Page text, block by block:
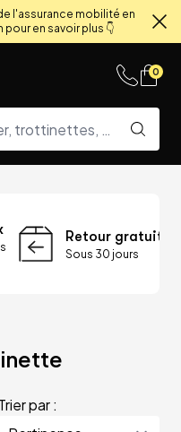
l'assurance mobilité en
en savoir plus 👇
0
Retour gratuit
Sous 30 jours
par :